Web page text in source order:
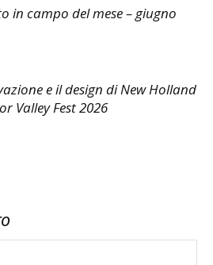
in campo del mese – giugno
e il design di New Holland
Valley Fest 2026